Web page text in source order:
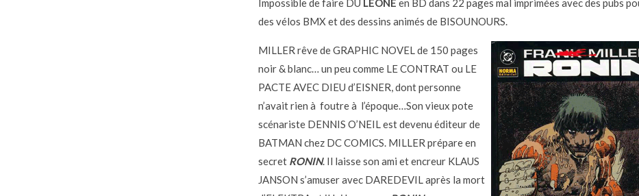
Impossible de faire DU LEONE en BD dans 22 pages mal imprimées avec des pubs
des vélos BMX et des dessins animés de BISOUNOURS.
MILLER rêve de GRAPHIC NOVEL de 150 pages
noir & blanc… un peu comme LE CONTRAT ou LE
PACTE AVEC DIEU d’EISNER, dont personne
n’avait rien à foutre à l’époque…Son vieux pote
scénariste DENNIS O’NEIL est devenu éditeur de
BATMAN chez DC COMICS. MILLER prépare en
secret RONIN. Il laisse son ami et encreur KLAUS
JANSON s’amuser avec DAREDEVIL après la mort